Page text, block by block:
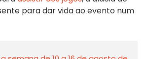
para dar vida ao evento num